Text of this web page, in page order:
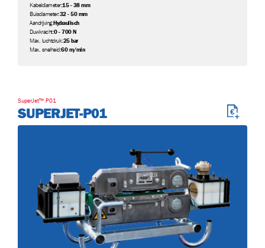
Kabeldiameter:15 - 38 mm
Buisdiameter:32 - 50 mm
Aandrijving:Hydraulisch
Duwkracht:0 - 700 N
Max. luchtdruk:25 bar
Max. snelheid:60 m/min
SuperJet™ P01
SUPERJET-P01